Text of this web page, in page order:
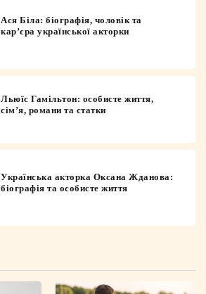
Ася Біла: біографія, чоловік та
кар’єра української акторки
Льюїс Гамільтон: особисте життя,
сім’я, романи та статки
Українська акторка Оксана Жданова:
біографія та особисте життя